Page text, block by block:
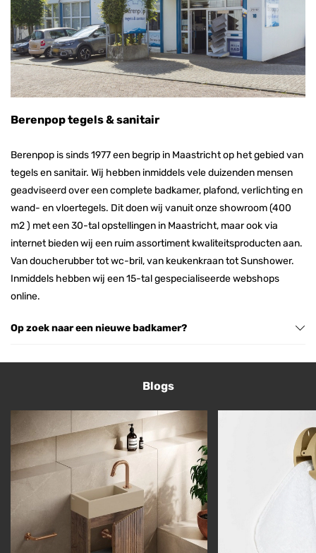
Berenpop tegels & sanitair
Berenpop is sinds 1977 een begrip in Maastricht op het gebied van
tegels en sanitair. Wij hebben inmiddels vele duizenden mensen
geadviseerd over een complete badkamer, plafond, verlichting en
wand- en vloertegels. Dit doen wij vanuit onze showroom (400
m2 ) met een 30-tal opstellingen in Maastricht, maar ook via
internet bieden wij een ruim assortiment kwaliteitsproducten aan.
Van doucherubber tot wc-bril, van keukenkraan tot Sunshower.
Inmiddels hebben wij een 15-tal gespecialiseerde webshops
online.
Op zoek naar een nieuwe badkamer?
Blogs